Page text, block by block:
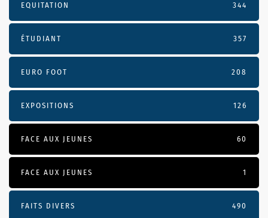
EQUITATION 344
ÉTUDIANT 357
EURO FOOT 208
EXPOSITIONS 126
FACE AUX JEUNES 60
FACE AUX JEUNES 1
FAITS DIVERS 490